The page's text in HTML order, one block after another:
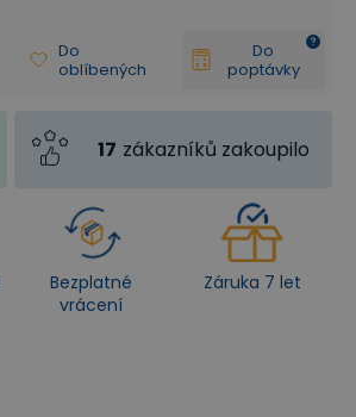
Do
oblíbených
Do
poptávky
17 zákazníků zakoupilo
Bezplatné
vrácení
Záruka 7 let